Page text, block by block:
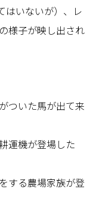
はいないが）、レ
様子が映し出され
ついた馬が出て来
運機が登場した
する農場家族が登